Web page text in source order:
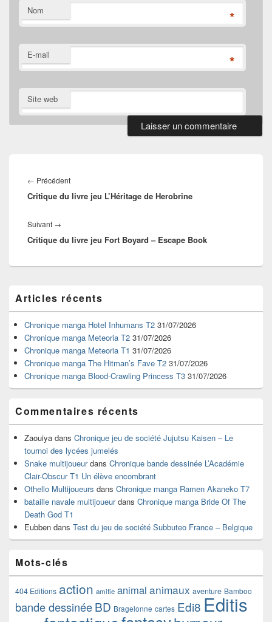
Nom *
E-mail *
Site web
de
l’article
← PrécédentArticle
précédent :
Critique du livre jeu L’Héritage de Herobrine
Suivant →
suivant :
Critique du livre jeu Fort Boyard – Escape Book
principale
de
widget
pour
barre
latérale
Articles récents
Chronique manga Hotel Inhumans T2 31/07/2026
Chronique manga Meteoria T2 31/07/2026
Chronique manga Meteoria T1 31/07/2026
Chronique manga The Hitman’s Fave T2 31/07/2026
Chronique manga Blood-Crawling Princess T3 31/07/2026
Commentaires récents
Zaouiya dans Chronique jeu de société Jujutsu Kaisen – Le
tournoi des lycées jumelés
Snake multijoueurdans Chronique bande dessinée L’Académie
Clair-Obscur T1 Un élève encombrant
Othello Multijoueurs dans Chronique manga Ramen Akaneko T7
bataille navale multijoueurdans Chronique manga Bride Of The
Death God T1
Eubben dans Test du jeu de société Subbuteo France – Belgique
Mots-clés
404 Editions action amitie animal animaux aventure Bamboo
bande dessinéeBD Bragelonne cartes Edi8 Editis